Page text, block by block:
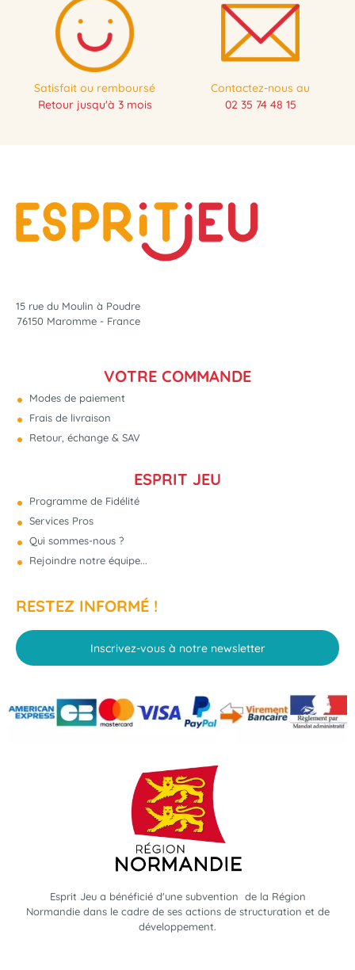
Satisfait ou remboursé
Retour jusqu'à 3 mois
Contactez-nous au
02 35 74 48 15
15 rue du Moulin à Poudre
76150 Maromme - France
VOTRE COMMANDE
Modes de paiement
Frais de livraison
Retour, échange & SAV
ESPRIT JEU
Programme de Fidélité
Services Pros
Qui sommes-nous ?
Rejoindre notre équipe...
RESTEZ INFORMÉ !
Inscrivez-vous à notre newsletter
Esprit Jeu a bénéficié d'une subvention de la Région
Normandie dans le cadre de ses actions de structuration et de
développement.